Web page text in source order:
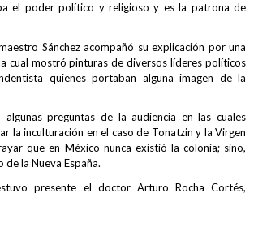
el poder político y religioso y es la patrona de
Sánchez acompañó su explicación por una
cual mostró pinturas de diversos líderes políticos
quienes portaban alguna imagen de la
preguntas de la audiencia en las cuales
la inculturación en el caso de Tonatzin y la Virgen
que en México nunca existió la colonia; sino,
la Nueva España.
presente el doctor Arturo Rocha Cortés,